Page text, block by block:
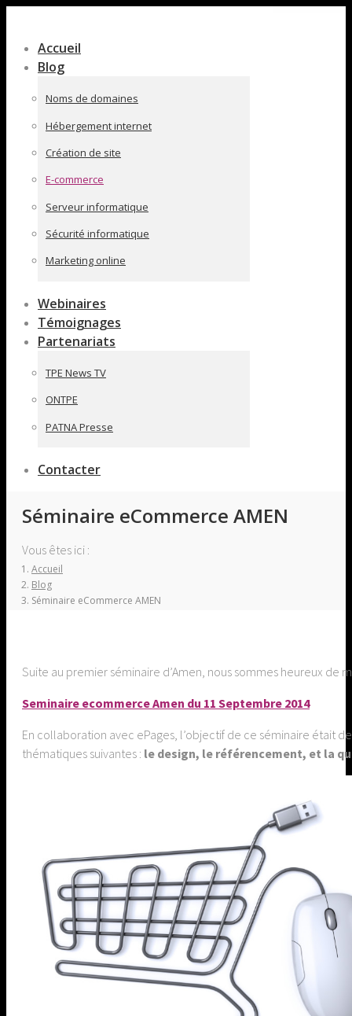
pleine
largeur
Accueil
Blog
Noms de domaines
Hébergement internet
Création de site
E-commerce
Serveur informatique
Sécurité informatique
Marketing online
Webinaires
Témoignages
Partenariats
TPE News TV
ONTPE
PATNA Presse
Contacter
Séminaire eCommerce AMEN
Vous êtes ici :
Accueil
Blog
Séminaire eCommerce AMEN
Suite au premier séminaire d’Amen, nous sommes heureux
Seminaire ecommerce Amen du 11 Septembre 2014
En collaboration avec ePages, l’objectif de ce séminaire était
thématiques suivantes : le design, le référencement, et la